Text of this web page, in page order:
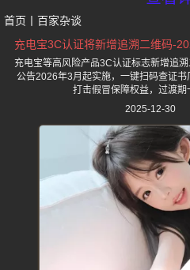
首页 百家杂谈
充电宝3C认证将新增追溯二维码-
充电宝等高风险产品3C认证标志新增追
公告2026年3月起实施，一键扫码查证
打击假冒保障权益，过渡期
2025-12-30